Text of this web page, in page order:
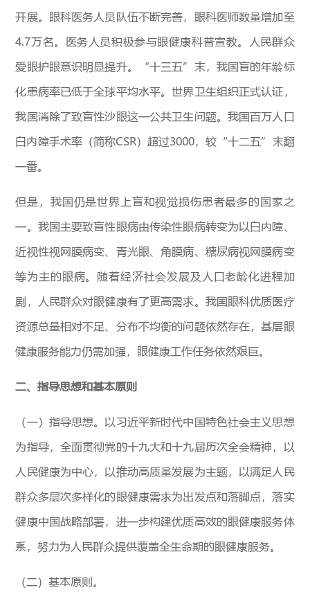
开展。眼科医务人员队伍不断完善，眼科医师数量增加至
4.7万名。医务人员积极参与眼健康科普宣教。人民群众
爱眼护眼意识明显提升。“十三五”末，我国盲的年龄标
化患病率已低于全球平均水平。世界卫生组织正式认证，
我国消除了致盲性沙眼这一公共卫生问题。我国百万人口
白内障手术率（简称CSR）超过3000，较“十二五”末翻
一番。
但是，我国仍是世界上盲和视觉损伤患者最多的国家之
一。我国主要致盲性眼病由传染性眼病转变为以白内障、
近视性视网膜病变、青光眼、角膜病、糖尿病视网膜病变
等为主的眼病。随着经济社会发展及人口老龄化进程加
剧，人民群众对眼健康有了更高需求。我国眼科优质医疗
资源总量相对不足、分布不均衡的问题依然存在，基层眼
健康服务能力仍需加强，眼健康工作任务依然艰巨。
二、指导思想和基本原则
（一）指导思想。以习近平新时代中国特色社会主义思想
为指导，全面贯彻党的十九大和十九届历次全会精神，以
人民健康为中心，以推动高质量发展为主题，以满足人民
群众多层次多样化的眼健康需求为出发点和落脚点，落实
健康中国战略部署，进一步构建优质高效的眼健康服务体
系，努力为人民群众提供覆盖全生命期的眼健康服务。
（二）基本原则。